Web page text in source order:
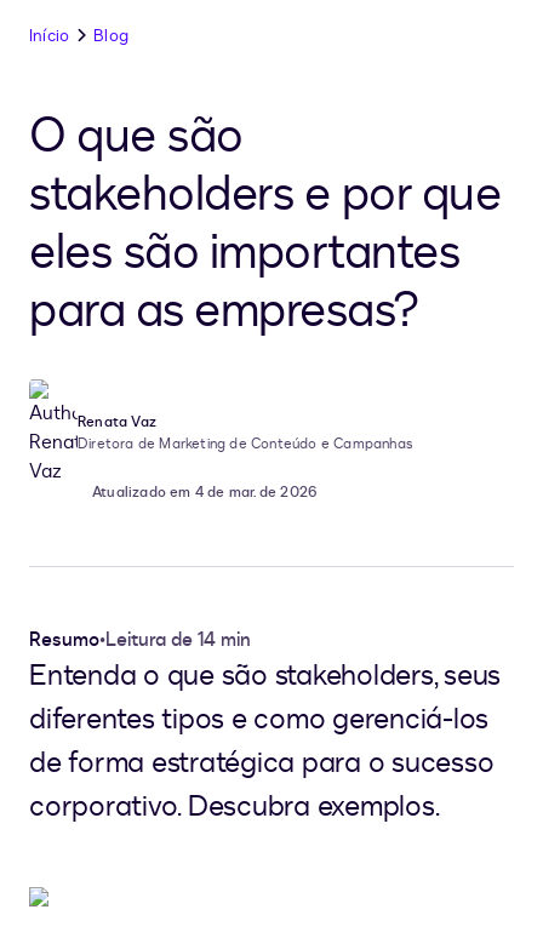
Início Blog
O que são
stakeholders e por que
eles são importantes
para as empresas?
Renata Vaz
Diretora de Marketing de Conteúdo e Campanhas
Atualizado em 4 de mar. de 2026
Resumo•Leitura de 14 min
Entenda o que são stakeholders, seus
diferentes tipos e como gerenciá-los
de forma estratégica para o sucesso
corporativo. Descubra exemplos.